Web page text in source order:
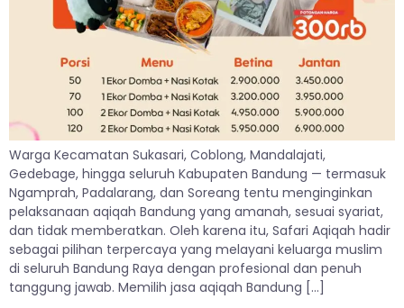
Warga Kecamatan Sukasari, Coblong, Mandalajati,
Gedebage, hingga seluruh Kabupaten Bandung — termasuk
Ngamprah, Padalarang, dan Soreang tentu menginginkan
pelaksanaan aqiqah Bandung yang amanah, sesuai syariat,
dan tidak memberatkan. Oleh karena itu, Safari Aqiqah hadir
sebagai pilihan terpercaya yang melayani keluarga muslim
di seluruh Bandung Raya dengan profesional dan penuh
tanggung jawab. Memilih jasa aqiqah Bandung […]